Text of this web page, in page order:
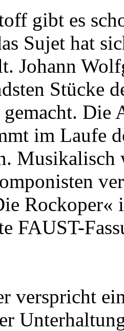
gibt es
Sujet hat
Johann
Stücke
Die
im Laufe
Rockoper«
FAUST-
verspricht